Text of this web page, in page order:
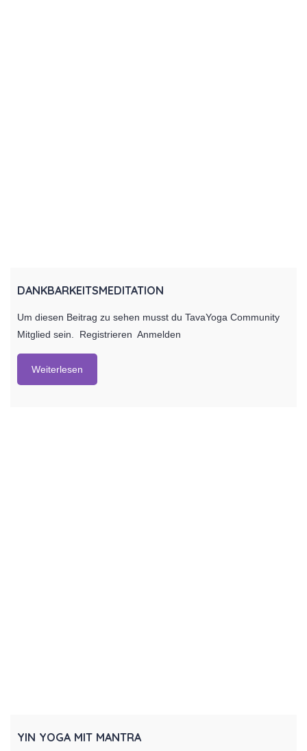
DANKBARKEITSMEDITATION
Um diesen Beitrag zu sehen musst du TavaYoga Community
Mitglied sein. Registrieren Anmelden
Weiterlesen
YIN YOGA MIT MANTRA